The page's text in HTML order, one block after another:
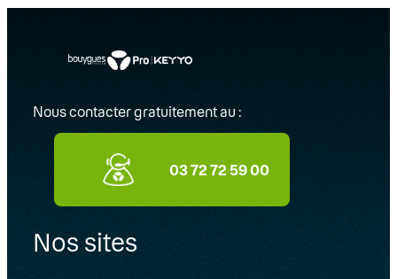
Nous contacter gratuitement au :
03 72 72 59 00
Nos sites